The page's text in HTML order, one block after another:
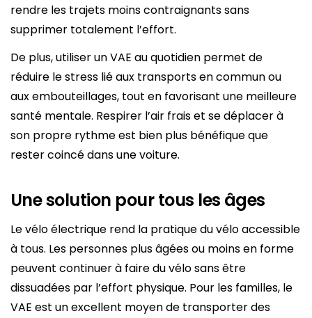
rendre les trajets moins contraignants sans
supprimer totalement l’effort.
De plus, utiliser un VAE au quotidien permet de
réduire le stress lié aux transports en commun ou
aux embouteillages, tout en favorisant une meilleure
santé mentale. Respirer l’air frais et se déplacer à
son propre rythme est bien plus bénéfique que
rester coincé dans une voiture.
Une solution pour tous les âges
Le vélo électrique rend la pratique du vélo accessible
à tous. Les personnes plus âgées ou moins en forme
peuvent continuer à faire du vélo sans être
dissuadées par l’effort physique. Pour les familles, le
VAE est un excellent moyen de transporter des